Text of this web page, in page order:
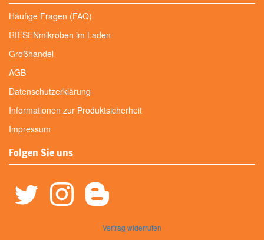
Häufige Fragen (FAQ)
RIESENmikroben im Laden
Großhandel
AGB
Datenschutzerklärung
Informationen zur Produktsicherheit
Impressum
Folgen Sie uns
Vertrag widerrufen